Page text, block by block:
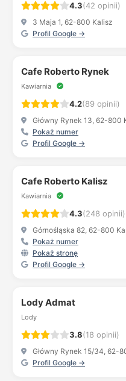
4.3(42 opinii)
3 Maja 1, 62-800 Kalisz
Profil Google →
Cafe Roberto Rynek
Kawiarnia
4.2(89 opinii)
Główny Rynek 13, 62-800
Pokaż numer
Profil Google →
Cafe Roberto Kalisz
Kawiarnia
4.3(248 opinii)
Górnośląska 82, 62-800
Pokaż numer
Pokaż stronę
Profil Google →
Lody Admat
Lody
3.8(18 opinii)
Główny Rynek 15/34, 62-
Profil Google →